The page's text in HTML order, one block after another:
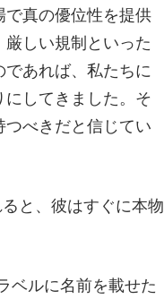
真の優位性を提供
しい規制といった
あれば、私たちに
してきました。そ
べきだと信じてい
と、彼はすぐに本物
ベルに名前を載せた